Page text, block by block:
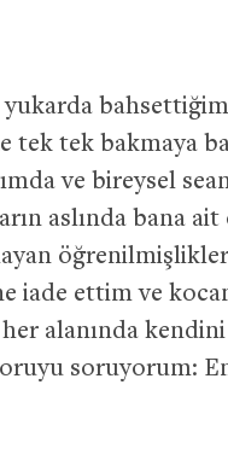
tek tek bakmaya
ve bireysel
aslında bana ait
iade ettim ve
alanında
soruyorum: